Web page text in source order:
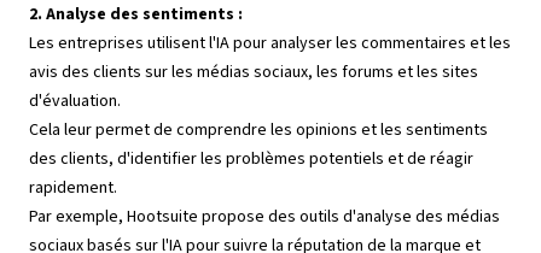
2. Analyse des sentiments :
Les entreprises utilisent l'IA pour analyser les commentaires et les
avis des clients sur les médias sociaux, les forums et les sites
d'évaluation.
Cela leur permet de comprendre les opinions et les sentiments
des clients, d'identifier les problèmes potentiels et de réagir
rapidement.
Par exemple, Hootsuite propose des outils d'analyse des médias
sociaux basés sur l'IA pour suivre la réputation de la marque et